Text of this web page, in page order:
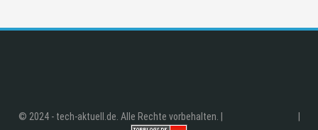
© 2024 - tech-aktuell.de. Alle Rechte vorbehalten. |